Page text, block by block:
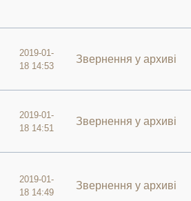
2019-01-
18 14:53
Звернення у архиві
2019-01-
18 14:51
Звернення у архиві
2019-01-
18 14:49
Звернення у архиві